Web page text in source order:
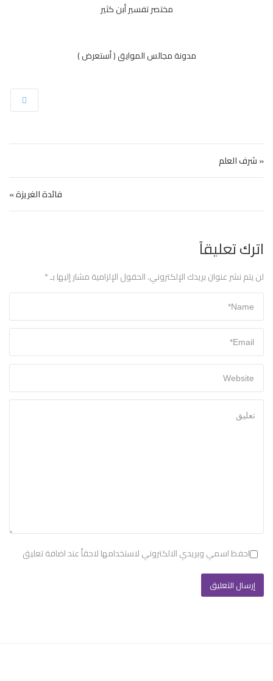
مختصر تفسير أبن كثير
مدونة مجالس الموايق ( أستعرض )
تصفّح المقالات
« شرف العلم
فائدة الغريزة »
اترك تعليقاً
لن يتم نشر عنوان بريدك الإلكتروني.الحقول الإلزامية مشار إليها بـ*
احفظ اسمي وبريدي الالكتروني لاستخدامها لاحقاً عند اضافة تعليق